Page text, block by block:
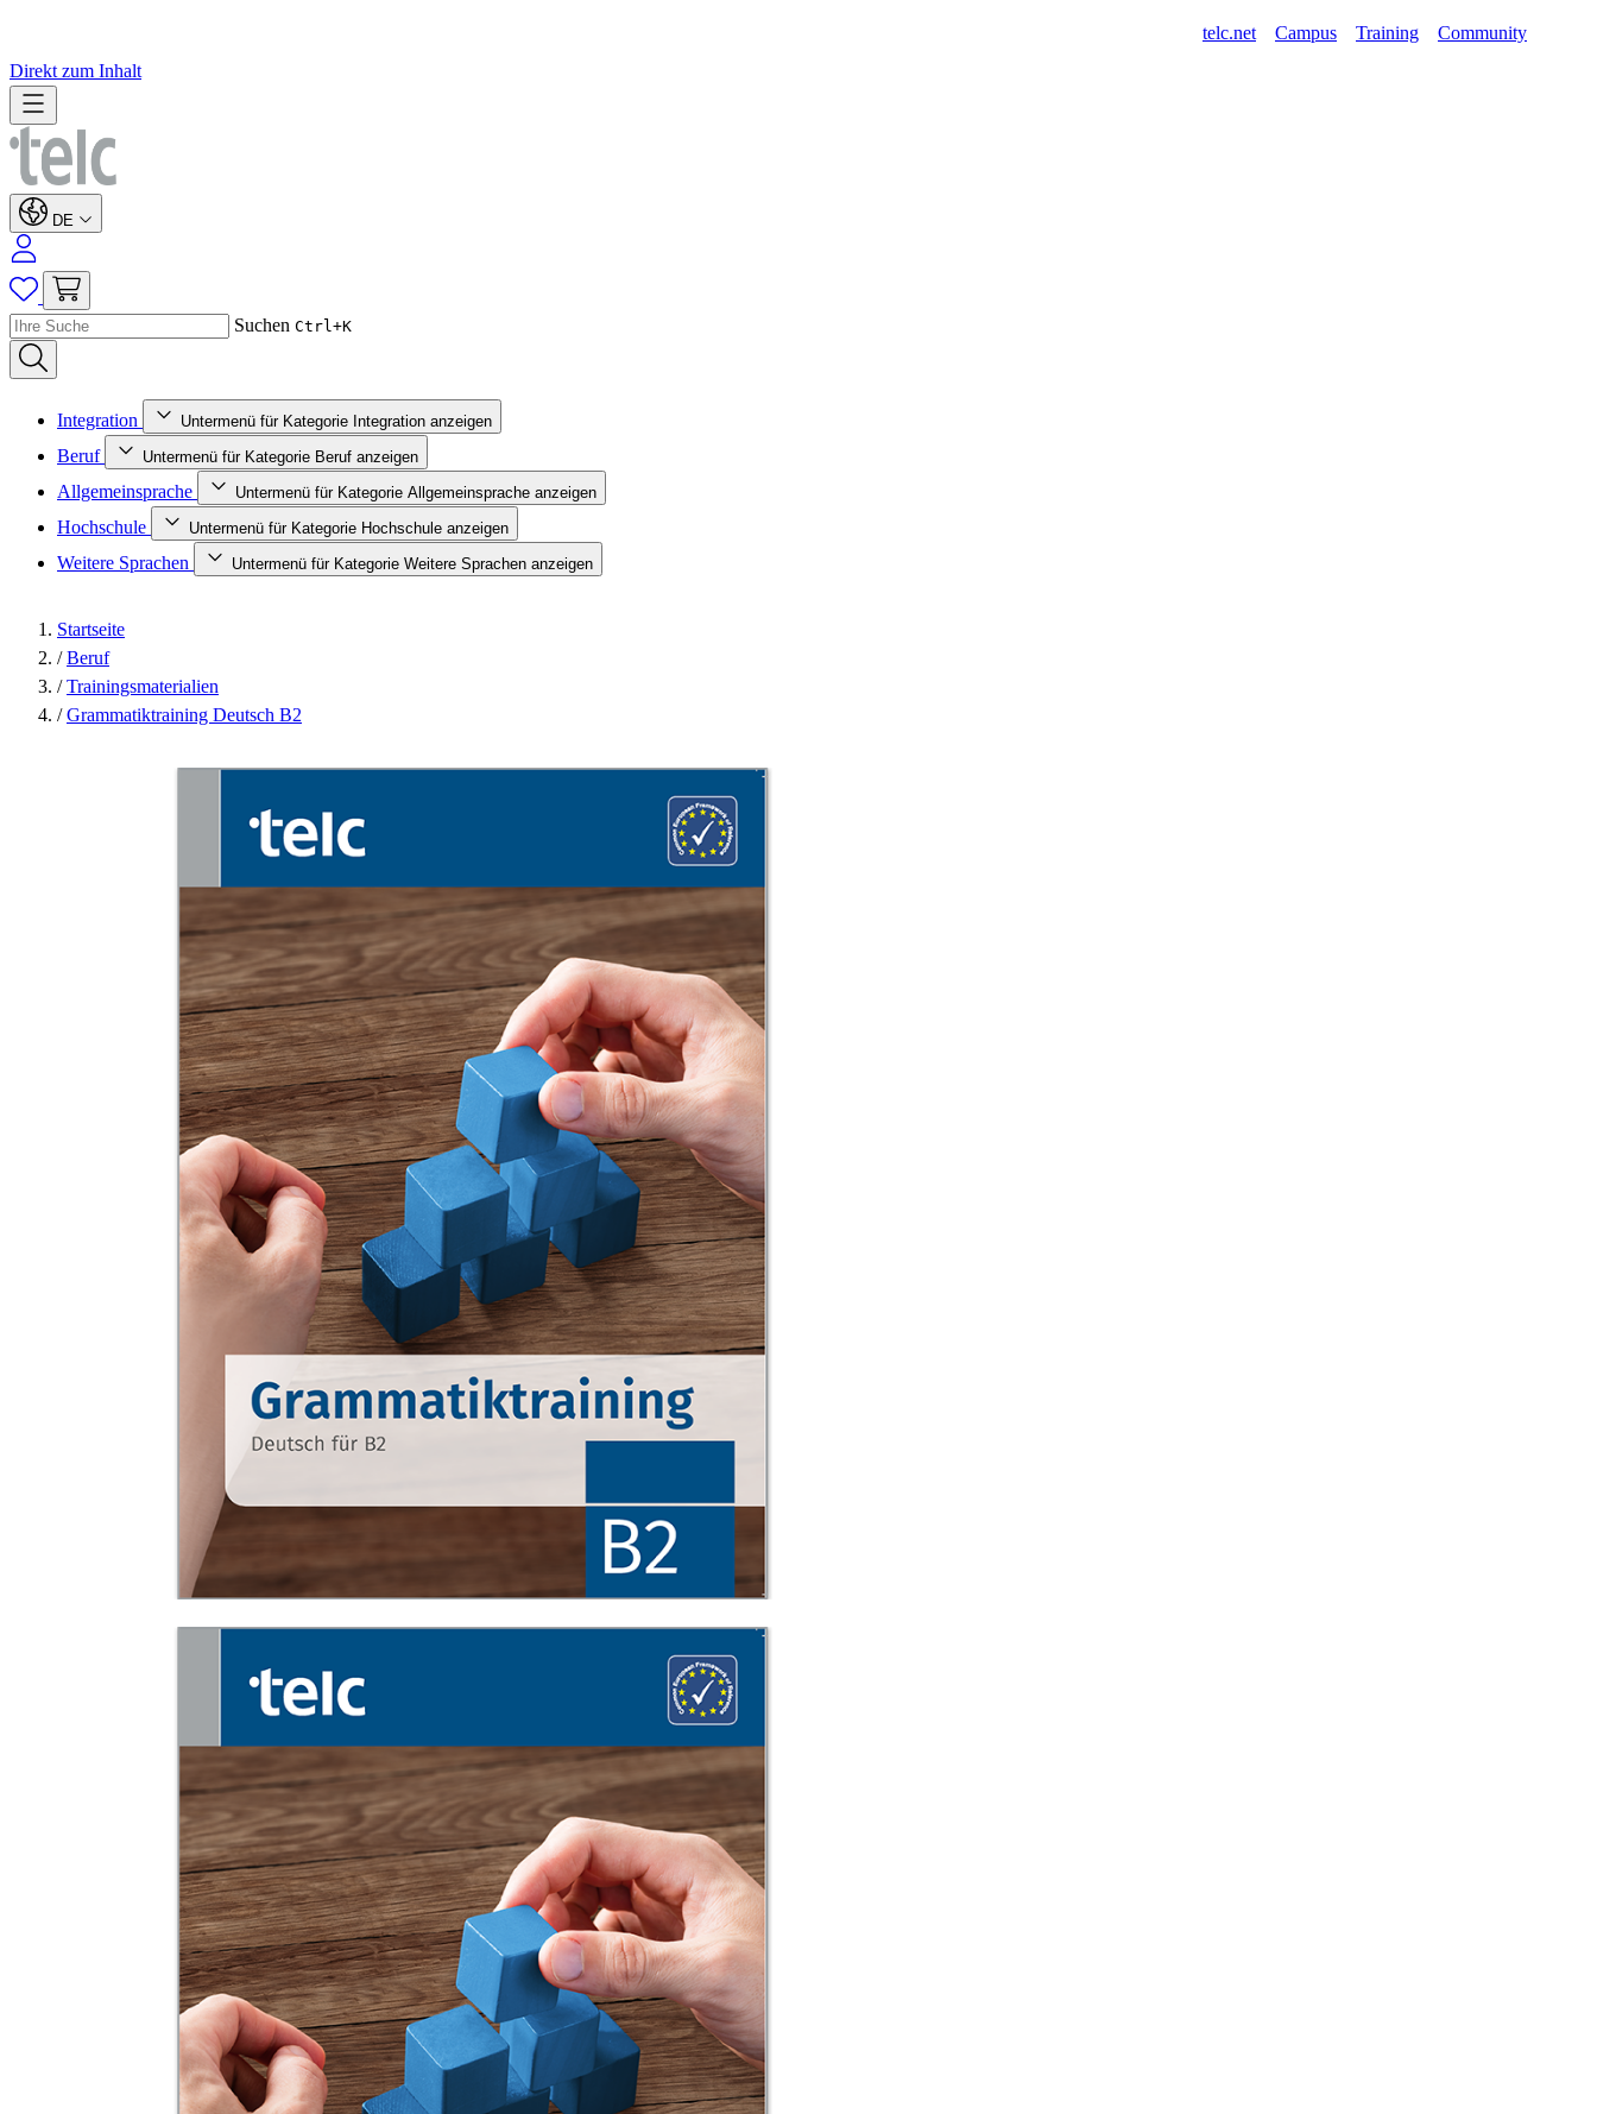
telc.net Campus Training Community
Direkt zum Inhalt
DE
Suchen Ctrl+K
Integration Untermenü für Kategorie Integration anzeigen
Beruf Untermenü für Kategorie Beruf anzeigen
Allgemeinsprache Untermenü für Kategorie Allgemeinsprache anzeigen
Hochschule Untermenü für Kategorie Hochschule anzeigen
Weitere Sprachen Untermenü für Kategorie Weitere Sprachen anzeigen
Startseite
/ Beruf
/ Trainingsmaterialien
/ Grammatiktraining Deutsch B2